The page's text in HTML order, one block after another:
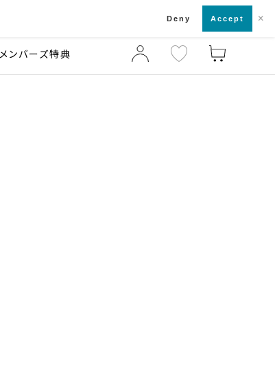
店舗一覧・来店予約
メンバーズ特典
Deny Accept ×